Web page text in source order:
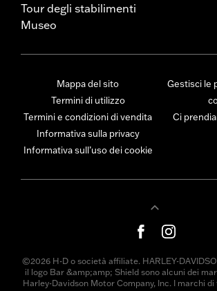
Tour degli stabilimenti
Museo
Mappa del sito
Termini di utilizzo
Termini e condizioni di vendita
Informativa sulla privacy
Informativa sull’uso dei cookie
Gestisci le
Ci
©2026 H-D o società affiliate. HARLEY-
il logo Bar &amp;amp; Shield sono alcuni dei
Harley-Davidson Motor Company, Inc. I marchi